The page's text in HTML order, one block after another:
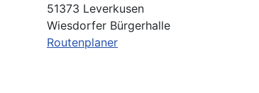
51373 Leverkusen
Wiesdorfer Bürgerhalle
Routenplaner